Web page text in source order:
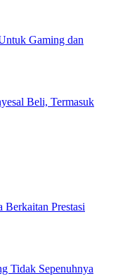
Gaming dan
Beli, Termasuk
Berkaitan Prestasi
Tidak Sepenuhnya